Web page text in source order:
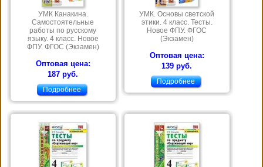
УМК Канакина.
Самостоятельные
работы по русскому
языку. 4 класс. Новое
ФПУ. ФГОС (Экзамен)
Оптовая цена:
187 руб.
Подробнее
УМК. Основы светской
этики. 4 класс. Тесты.
Новое ФПУ. ФГОС
(Экзамен)
Оптовая цена:
139 руб.
Подробнее